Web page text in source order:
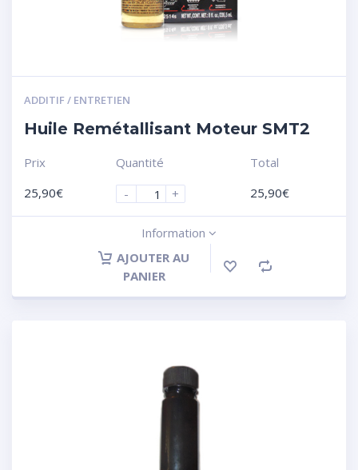
ADDITIF / ENTRETIEN
Huile Remétallisant Moteur SMT2
Prix
25,90€
Quantité
-
+
Total
25,90€
Information
AJOUTER AU
PANIER